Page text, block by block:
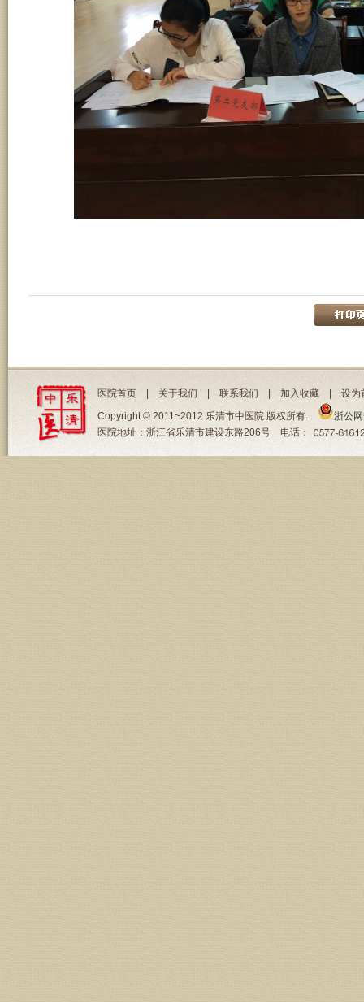
医院首页 关于我们 联系我们 加入收藏
设为
Copyright © 2011~2012 乐清市中医院 版权所有.
浙公
医院地址：浙江省乐清市建设东路206号 电话：